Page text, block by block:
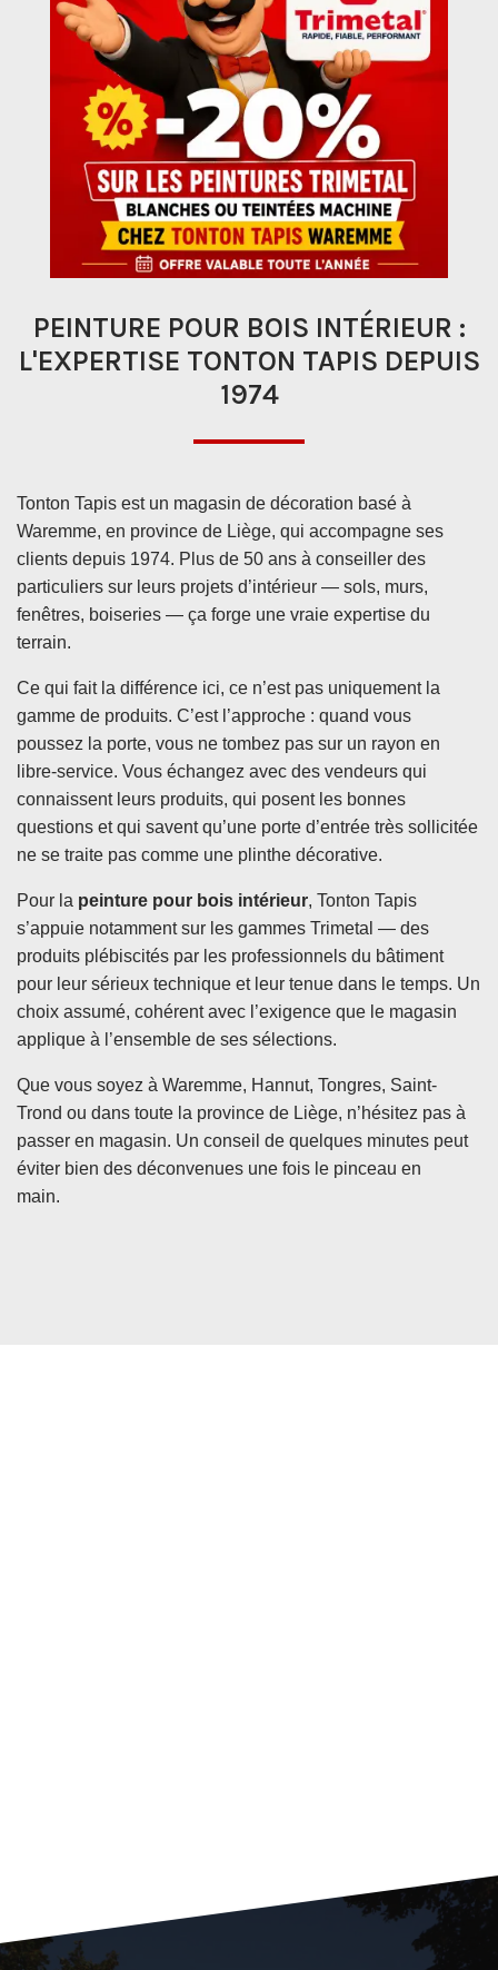
PEINTURE POUR BOIS INTÉRIEUR :
L'EXPERTISE TONTON TAPIS DEPUIS
1974
Tonton Tapis est un magasin de décoration basé à
Waremme, en province de Liège, qui accompagne ses
clients depuis 1974. Plus de 50 ans à conseiller des
particuliers sur leurs projets d’intérieur — sols, murs,
fenêtres, boiseries — ça forge une vraie expertise du
terrain.
Ce qui fait la différence ici, ce n’est pas uniquement la
gamme de produits. C’est l’approche : quand vous
poussez la porte, vous ne tombez pas sur un rayon en
libre-service. Vous échangez avec des vendeurs qui
connaissent leurs produits, qui posent les bonnes
questions et qui savent qu’une porte d’entrée très sollicitée
ne se traite pas comme une plinthe décorative.
Pour la peinture pour bois intérieur, Tonton Tapis
s’appuie notamment sur les gammes Trimetal — des
produits plébiscités par les professionnels du bâtiment
pour leur sérieux technique et leur tenue dans le temps. Un
choix assumé, cohérent avec l’exigence que le magasin
applique à l’ensemble de ses sélections.
Que vous soyez à Waremme, Hannut, Tongres, Saint-
Trond ou dans toute la province de Liège, n’hésitez pas à
passer en magasin. Un conseil de quelques minutes peut
éviter bien des déconvenues une fois le pinceau en
main.